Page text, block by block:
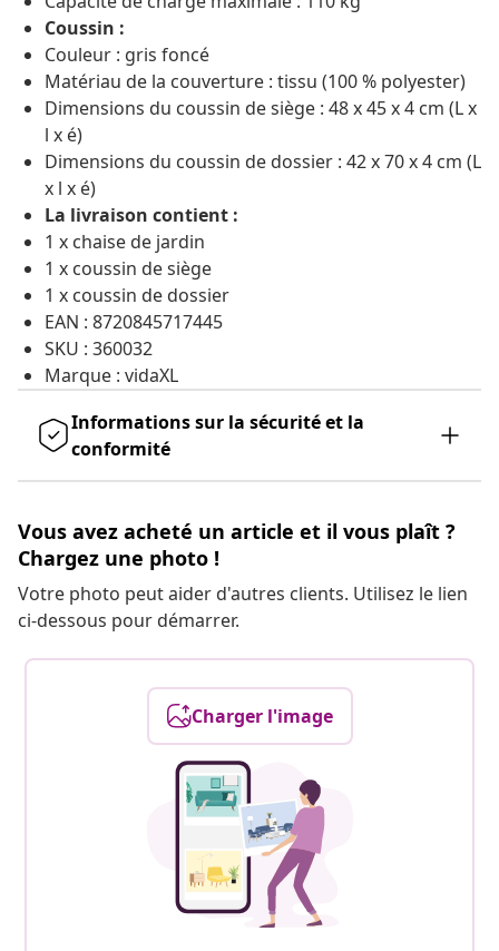
Coussin :
Couleur : gris foncé
Matériau de la couverture : tissu (100 % polyester)
Dimensions du coussin de siège : 48 x 45 x 4 cm (L x
l x é)
Dimensions du coussin de dossier : 42 x 70 x 4 cm (L
x l x é)
La livraison contient :
1 x chaise de jardin
1 x coussin de siège
1 x coussin de dossier
EAN : 8720845717445
SKU : 360032
Marque : vidaXL
Informations sur la sécurité et la
conformité
Vous avez acheté un article et il vous plaît ?
Chargez une photo !
Votre photo peut aider d'autres clients. Utilisez le lien
ci-dessous pour démarrer.
Charger l'image